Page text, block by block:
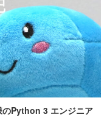
のPython 3 エンジニア